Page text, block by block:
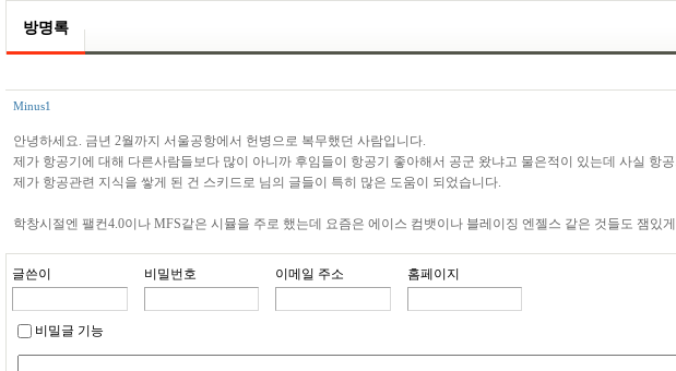
방명록
Minus1
안녕하세요. 금년 2월까지 서울공항에서 헌병으로 복무했던 사람입니다.
제가 항공기에 대해 다른사람들보다 많이 아니까 후임들이 항공기 좋아해서 공군 왔냐고 물은적이 있는데 사실
제가 항공관련 지식을 쌓게 된 건 스키드로 님의 글들이 특히 많은 도움이 되었습니다.
학창시절엔 팰컨4.0이나 MFS같은 시뮬을 주로 했는데 요즘은 에이스 컴뱃이나 블레이징 엔젤스 같은 것들도 잼있
글쓴이 비밀번호 이메일 주소 홈페이지
비밀글 기능